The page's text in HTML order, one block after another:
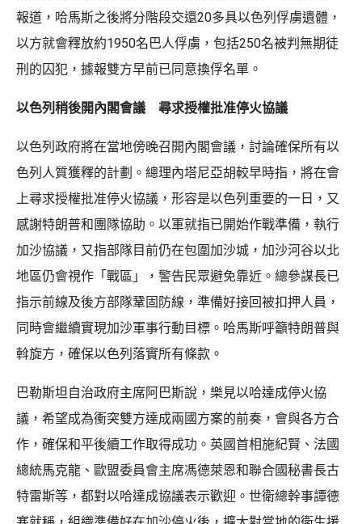
報道，哈馬斯之後將分階段交還20多具以色列俘虜遺體，
以方就會釋放約1950名巴人俘虜，包括250名被判無期徒
刑的囚犯，據報雙方早前已同意換俘名單。
以色列稍後開內閣會議 尋求授權批准停火協議
以色列政府將在當地傍晚召開內閣會議，討論確保所有以
色列人質獲釋的計劃。總理內塔尼亞胡較早時指，將在會
上尋求授權批准停火協議，形容是以色列重要的一日，又
感謝特朗普和團隊協助。以軍就指已開始作戰準備，執行
加沙協議，又指部隊目前仍在包圍加沙城，加沙河谷以北
地區仍會視作「戰區」，警告民眾避免靠近。總參謀長已
指示前線及後方部隊鞏固防線，準備好接回被扣押人員，
同時會繼續實現加沙軍事行動目標。哈馬斯呼籲特朗普與
斡旋方，確保以色列落實所有條款。
巴勒斯坦自治政府主席阿巴斯說，樂見以哈達成停火協
議，希望成為衝突雙方達成兩國方案的前奏，會與各方合
作，確保和平後續工作取得成功。英國首相施紀賢、法國
總統馬克龍、歐盟委員會主席馮德萊恩和聯合國秘書長古
特雷斯等，都對以哈達成協議表示歡迎。世衛總幹事譚德